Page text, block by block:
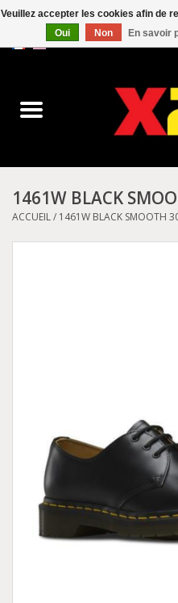
Converse
Kickers
Autres marques
Vêtements
1461W BLACK
ACCUEIL/ 1461W BLACK SMOOTH
Veuillez accepter les cookies afin de
Oui
Non En savoir